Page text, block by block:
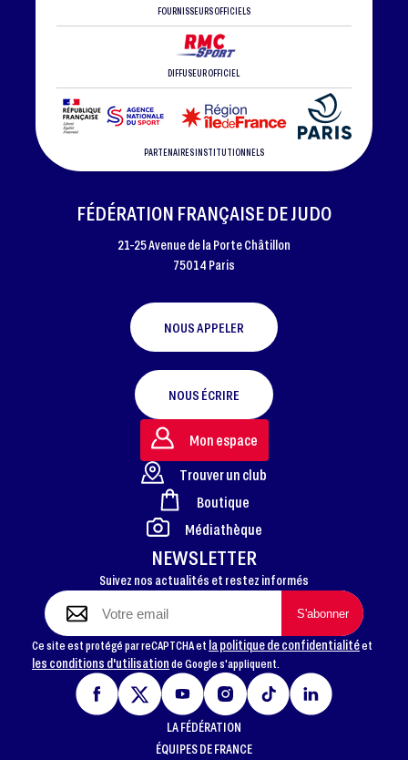
FOURNISSEURS OFFICIELS
DIFFUSEUR OFFICIEL
PARTENAIRES INSTITUTIONNELS
FOOTER
FÉDÉRATION FRANÇAISE DE JUDO
21-25 Avenue de la Porte Châtillon
75014 Paris
NOUS APPELER
NOUS ÉCRIRE
NEWSLETTER
Suivez nos actualités et restez informés
Ce site est protégé par reCAPTCHA et la politique de confidentialitéet
les conditions d'utilisationde Google s'appliquent.
Mon espace
Trouver un club
Boutique
Médiathèque
LA FÉDÉRATION
ÉQUIPES DE FRANCE